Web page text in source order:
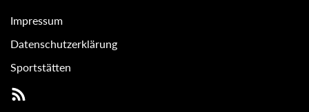
Impressum
Datenschutzerklärung
Sportstätten